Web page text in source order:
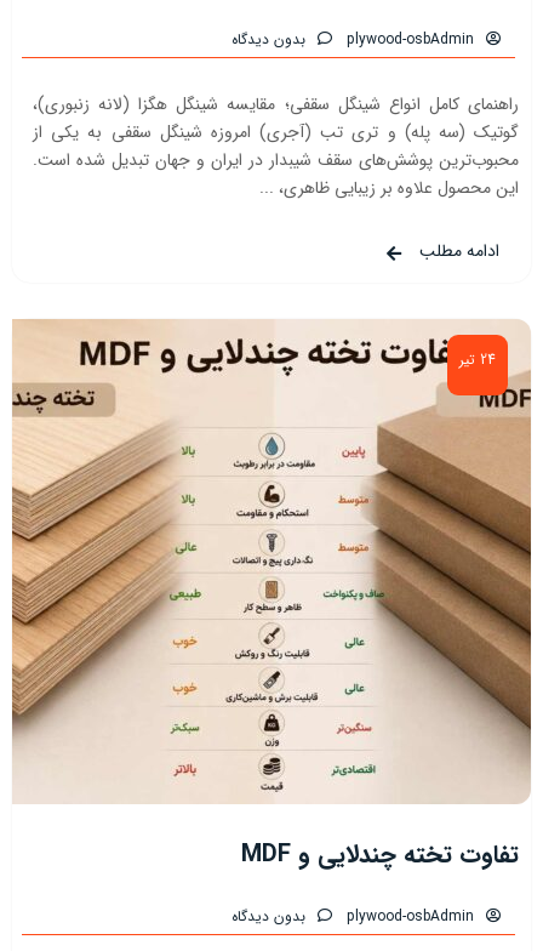
plywood-osbAdmin بدون دیدگاه
راهنمای کامل انواع شینگل سقفی؛ مقایسه شینگل هگزا (لانه زنبوری)،
گوتیک (سه پله) و تری تب (آجری) امروزه شینگل سقفی به یکی از
محبوب‌ترین پوشش‌های سقف شیبدار در ایران و جهان تبدیل شده است.
این محصول علاوه بر زیبایی ظاهری، ...
ادامه مطلب
24 تیر
تفاوت تخته چندلایی و MDF
plywood-osbAdmin بدون دیدگاه